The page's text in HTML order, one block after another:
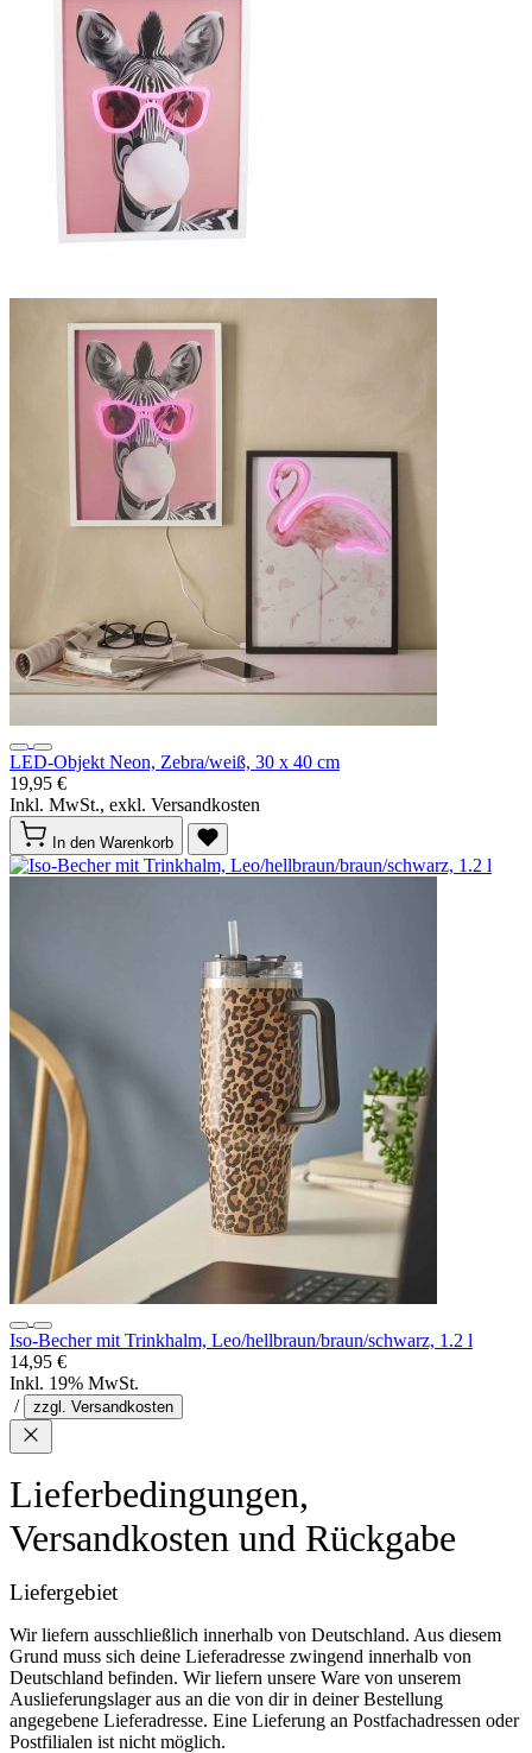
LED-Objekt Neon, Zebra/weiß, 30 x 40 cm
19,95 €
Inkl. MwSt., exkl. Versandkosten
In den Warenkorb
Iso-Becher mit Trinkhalm, Leo/hellbraun/braun/schwarz, 1.2 l
14,95 €
Inkl. 19% MwSt.
/
zzgl. Versandkosten
Lieferbedingungen,
Versandkosten und Rückgabe
Liefergebiet
Wir liefern ausschließlich innerhalb von Deutschland. Aus diesem
Grund muss sich deine Lieferadresse zwingend innerhalb von
Deutschland befinden. Wir liefern unsere Ware von unserem
Auslieferungslager aus an die von dir in deiner Bestellung
angegebene Lieferadresse. Eine Lieferung an Postfachadressen oder
Postfilialen ist nicht möglich.